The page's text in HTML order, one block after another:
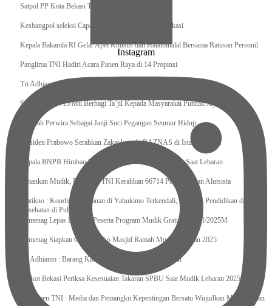
Satpol PP Kota Bekasi Tertibkan PPKS
Kesbangpol seleksi Capaska 736 Siswa/i se-Kota Bekasi
Kepala Bakamla RI Gelar Apel Khusus dan Halalbihalal Bersama Ratusan Personil
Panglima TNI Hadiri Acara Panen Raya di 14 Propinsi
Tri Adhianto : Kota Bekasi Bisa Mempertahankan Keharmonisasian
Satgas Yonif 715/Mtl Berbagi Ta’jil Kepada Masyarakat Puncak Jaya
Sumpah Perwira Sebagai Janji Suci Pegangan Seumur Hidup
Presiden Prabowo Serahkan Zakat kepada BAZNAS di Istana Negara
Kepala BNPB Himbau Pemda Waspada Potensi Bencana Saat Lebaran
Amankan Mudik, Panglima TNI Kerahkan 66714 Personel Dan Alutsista
Pratikno : Kondisi Keamanan di Yahukimo Terkendali, Layanan Pendidikan dan
Kesehatan di Pulihkan
Kemenag Lepas Ratusan Peserta Program Mudik Gratis 1446 H/2025M
Kemenag Siapkan 6.180 Posko Masjid Ramah Mudik Lebaran 2025
Tri Adhianto : Barang Kadaluarsa Segera di Kembalikan
Walkot Bekasi Periksa Kesesuaian Takaran SPBU Saat Mudik Lebaran 2025
Kapuspen TNI : Media dan Pemangku Kepentingan Bersatu Wujudkan Mudik Aman
Instagram